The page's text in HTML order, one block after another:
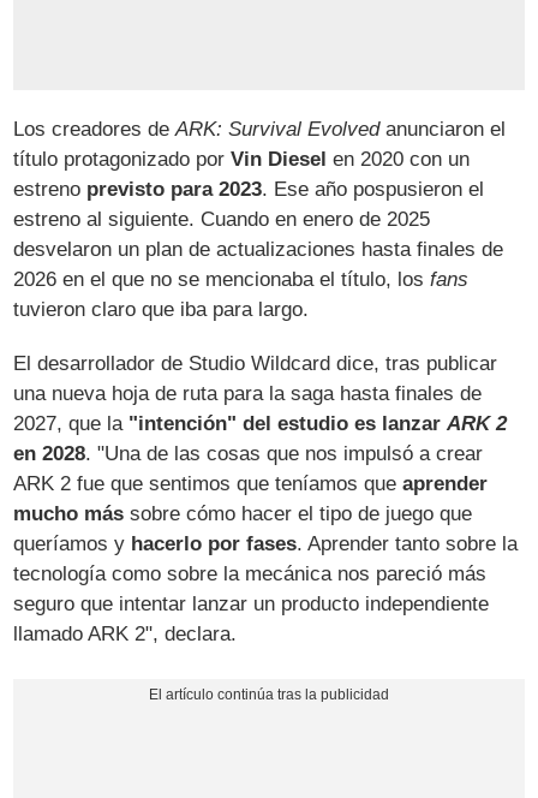
Los creadores deARK: Survival Evolvedanunciaron el
título protagonizado porVin Diesel en 2020 con un
estreno previsto para 2023. Ese año pospusieron el
estreno al siguiente. Cuando en enero de 2025
desvelaron un plan de actualizaciones hasta finales de
2026 en el que no se mencionaba el título, losfans
tuvieron claro que iba para largo.
El desarrollador de Studio Wildcard dice, tras publicar
una nueva hoja de ruta para la saga hasta finales de
2027, que la "intención" del estudio es lanzarARK 2
en 2028. "Una de las cosas que nos impulsó a crear
ARK 2 fue que sentimos que teníamos queaprender
mucho más sobre cómo hacer el tipo de juego que
queríamos y hacerlo por fases. Aprender tanto sobre la
tecnología como sobre la mecánica nos pareció más
seguro que intentar lanzar un producto independiente
llamado ARK 2", declara.